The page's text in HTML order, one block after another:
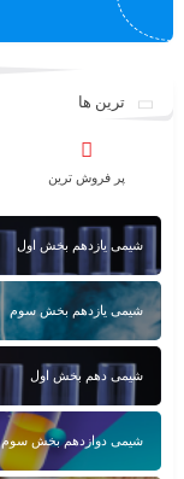
ترین ها
پر فروش ترین
شیمی یازدهم بخش اول
شیمی یازدهم بخش سوم
شیمی دهم بخش اول
شیمی دوازدهم بخش سوم